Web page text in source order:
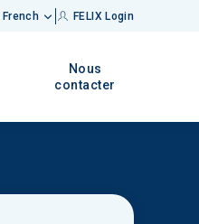
French FELIX Login
Nous
contacter